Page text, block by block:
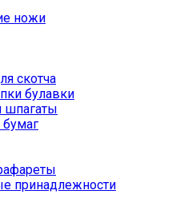
ножи
скотча
булавки
шпагаты
принадлежности